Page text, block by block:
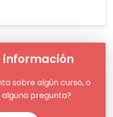
información
sobre algún curso, o
pregunta?